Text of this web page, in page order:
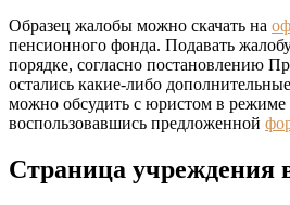
Образец жалобы можно скачать на
пенсионного фонда. Подавать
порядке, согласно постановлению
остались какие-либо
можно обсудить с юристом в режиме
воспользовавшись предложенной
Страница учреждения